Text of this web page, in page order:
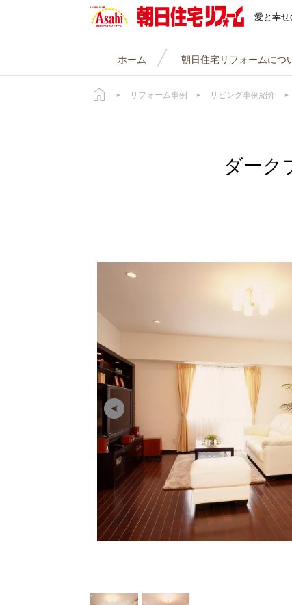
愛と幸せ
ホーム 朝日住宅リフォームにつ
リフォーム事例 リビング事例紹介
ダーク